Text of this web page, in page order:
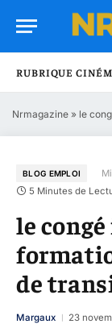
RUBRIQUE
Nrmagazine » le
BLOG EMPLOI
5 Minutes de
le
de
Margaux 23